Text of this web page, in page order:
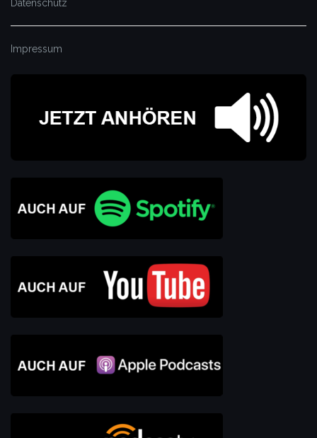
Datenschutz
Impressum